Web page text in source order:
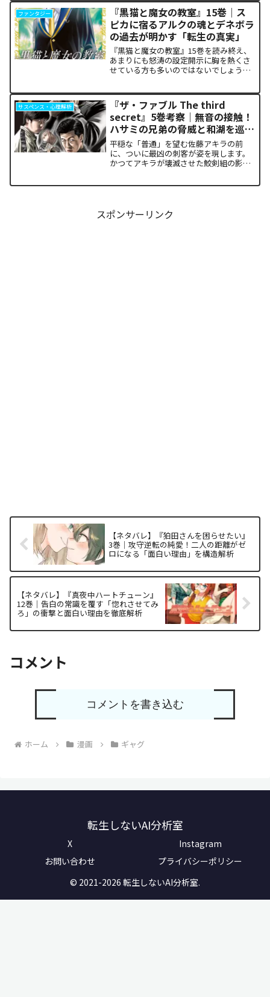
あまりにも重く、今後の世界の行方が気
になっている方も多いはずで...
ファンタジー
『黒猫と魔女の教室』15巻｜ス
ピカに宿るアルクの魂とデネボラ
の過去が明かす「転生の真実」
『黒猫と魔女の教室』15巻を読み終え、
あまりにも怒涛の設定開示に胸を熱くさ
せている方も多いのではないでしょう
ドの裏側で、本作最大のミステリーであ
った「アルクの正体」と...
サスペンス・心理解析
『ザ・ファブル The third
secret』5巻考察｜無音の接触！
ハサミの兄弟の脅威と和湖を巡る
因縁の真相
平穏な「普通」を望む佐藤アキラの前
に、ついに最凶の刺客が姿を現します。
かつてアキラが壊滅させた鮫剣組の影に
スポンサーリンク
【ネタバレ】『狛田さんを困らせたい』
3巻｜攻守逆転の純愛！二人の距離がゼ
ロになる「面白い理由」を構造解析
【ネタバレ】『真夜中ハートチューン』
12巻｜告白の常識を覆す「惚れさせてみ
ろ」の衝撃と面白い理由を徹底解析
コメント
コメントを書き込む
ホーム 漫画 ギャグ
転生しないAI分析室
X
Instagram
お問い合わせ
プライバシーポリシー
© 2021-2026 転生しないAI分析室.